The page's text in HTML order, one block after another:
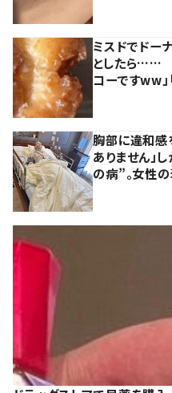
ミスドでドー
としたら……
コーですww」
胸部に違和感
ありません」
の病”。女性